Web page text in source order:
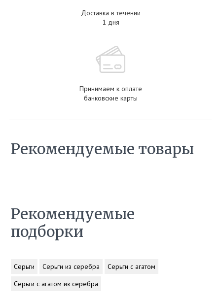
Доставка в течении
1 дня
Принимаем к оплате
банковские карты
Рекомендуемые товары
Рекомендуемые
подборки
Серьги Серьги из серебра
Серьги с агатом
Серьги с агатом из серебра